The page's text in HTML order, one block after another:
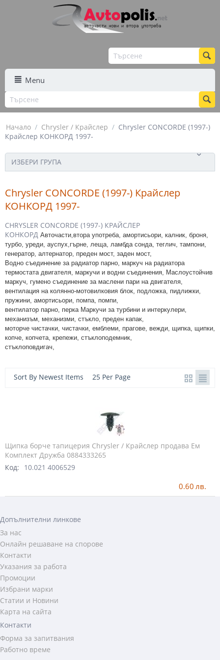
Menu
Начало / Chrysler / Крайслер / Chrysler CONCORDE (1997-)
Крайслер КОНКОРД 1997-
ИЗБЕРИ ГРУПА
Chrysler CONCORDE (1997-) Крайслер
КОНКОРД 1997-
CHRYSLER CONCORDE (1997-) КРАЙСЛЕР
КОНКОРД Авточасти,втора употреба, амортисьори, калник, броня,
турбо, уреди, ауспух,гърне, леща, ламбда сонда, теглич, тампони,
генератор, алтернатор, преден мост, заден мост,
Водно съединение за радиатор парно, маркуч на радиатора
термостата двигателя, маркучи и водни съединения, Маслоустойчив
маркуч, гумено съединение за маслени пари на двигателя,
вентилация на колянно-мотовилковия блок, подложка, пидлижки,
пружини, амортисьори, помпа, помпи,
вентилатор парно, перка Маркучи за турбини и интеркулери,
механизъм, механизми, стъкло, преден капак,
моторче чистачки, чистачки, емблеми, прагове, вежди, щипка, щипки,
копче, копчета, крепежи, стъклоподемник,
стъклоповдигач,
Sort By Newest Items 25 Per Page
Щипка борче тапицерия Chrysler / Крайслер продава Ем
Комплект Дружба 0884333265
Код:
10.021 4006529
0.60 лв.
Допълнителни линкове
За нас
Онлайн решаване на спорове
Контакти
Указания за работа
Промоции
Избрани марки
Статии и Новини
Карта на сайта
Контакти
Форма за запитвания
Работно време